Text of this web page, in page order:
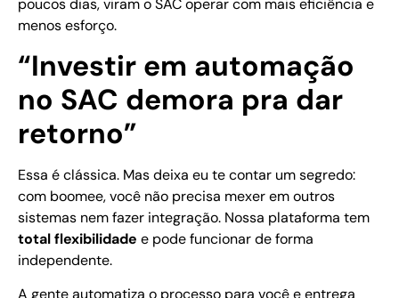
menos esforço.
“Investir em automação
no SAC demora pra dar
retorno”
Essa é clássica. Mas deixa eu te contar um segredo:
com boomee, você não precisa mexer em outros
sistemas nem fazer integração. Nossa plataforma tem
total flexibilidade e pode funcionar de forma
independente.